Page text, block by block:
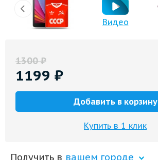
Видео
1300₽
1199 ₽
Добавить в корзину
Купить в 1 клик
Получить в вашем городе